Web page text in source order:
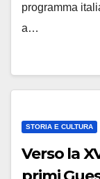
programma
a…
STORIA E CULTURA
Verso la